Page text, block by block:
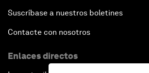
Suscríbase a nuestros boletines
Contacte con nosotros
Enlaces directos